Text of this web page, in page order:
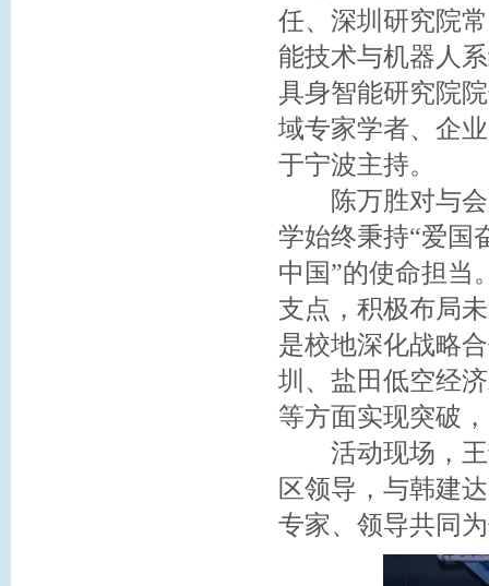
任、深圳研究院
能技术与机器人
具身智能研究院
域专家学者、企
于宁波主持。
陈万胜对与会
学始终秉持“爱国
中国”的使命担当
支点，积极布局
是校地深化战略
圳、盐田低空经
等方面实现突破
活动现场，王
区领导，与韩建
专家、领导共同